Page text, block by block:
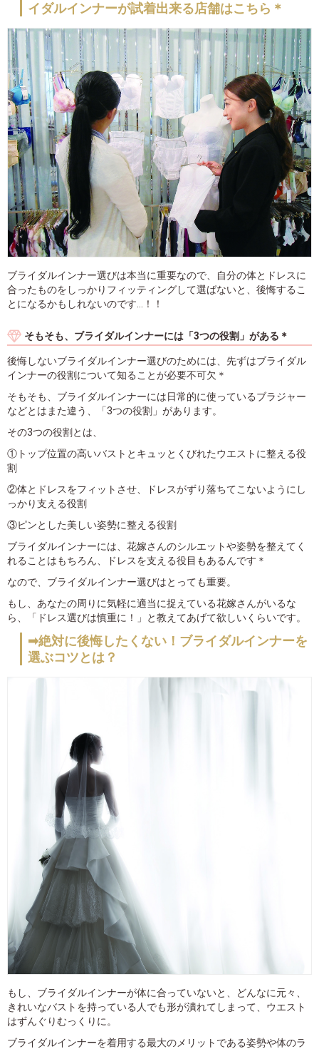
イダルインナーが試着出来る店舗はこちら＊
ブライダルインナー選びは本当に重要なので、自分の体とドレスに
合ったものをしっかりフィッティングして選ばないと、後悔するこ
とになるかもしれないのです...！！
そもそも、ブライダルインナーには「3つの役割」がある＊
後悔しないブライダルインナー選びのためには、先ずはブライダル
インナーの役割について知ることが必要不可欠＊
そもそも、ブライダルインナーには日常的に使っているブラジャー
などとはまた違う、「3つの役割」があります。
その3つの役割とは、
①トップ位置の高いバストとキュッとくびれたウエストに整える役
割
②体とドレスをフィットさせ、ドレスがずり落ちてこないようにし
っかり支える役割
③ピンとした美しい姿勢に整える役割
ブライダルインナーには、花嫁さんのシルエットや姿勢を整えてく
れることはもちろん、ドレスを支える役目もあるんです＊
なので、ブライダルインナー選びはとっても重要。
もし、あなたの周りに気軽に適当に捉えている花嫁さんがいるな
ら、「ドレス選びは慎重に！」と教えてあげて欲しいくらいです。
➡絶対に後悔したくない！ブライダルインナーを
選ぶコツとは？
もし、ブライダルインナーが体に合っていないと、どんなに元々、
きれいなバストを持っている人でも形が潰れてしまって、ウエスト
はずんぐりむっくりに。
ブライダルインナーを着用する最大のメリットである姿勢や体のラ